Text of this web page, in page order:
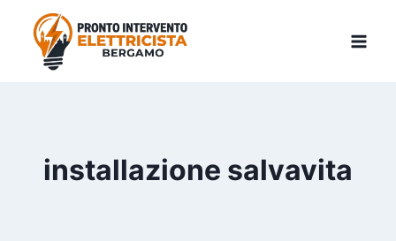
content
installazione salvavita